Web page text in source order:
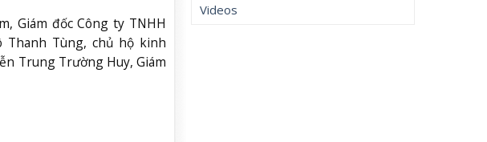
Giám đốc Công ty TNHH
Thanh Tùng, chủ hộ kinh
Trung Trường Huy, Giám
Videos